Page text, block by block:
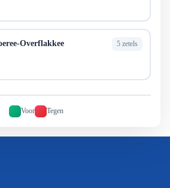
Overflakkee 5 zetels
Voor Tegen